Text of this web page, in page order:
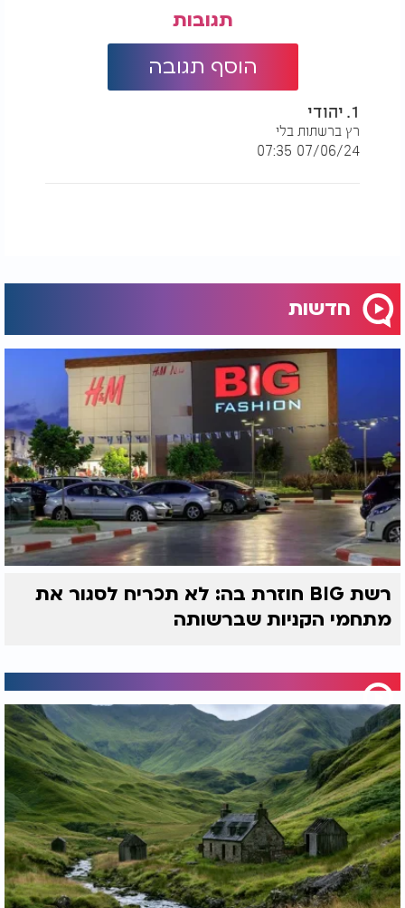
תגובות
הוסף תגובה
1. יהודי
רץ ברשתות בלי
07/06/24 07:35
חדשות
רשת BIG חוזרת בה: לא תכריח לסגור את
מתחמי הקניות שברשותה